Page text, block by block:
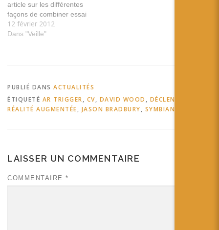
article sur les différentes
façons de combiner essai
de vêtements et e-
commerce, dont la RA tags:
poèmes entièrement dédié
au lien entre le papier…
12 février 2012
Dans "Veille"
PUBLIÉ DANS ACTUALITÉS
ÉTIQUETÉ AR TRIGGER, CV, DAVID WOOD , DÉCLENCHEUR DE
RÉALITÉ AUGMENTÉE, JASON BRADBURY, SYMBIAN
LAISSER UN COMMENTAIRE
COMMENTAIRE *